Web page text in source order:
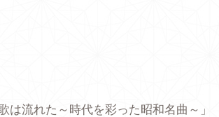
は流れた～時代を彩った昭和名曲～」